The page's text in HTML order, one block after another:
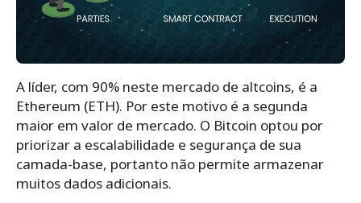
A líder, com 90% neste mercado de altcoins, é a
Ethereum (ETH). Por este motivo é a segunda
maior em valor de mercado. O Bitcoin optou por
priorizar a escalabilidade e segurança de sua
camada-base, portanto não permite armazenar
muitos dados adicionais.